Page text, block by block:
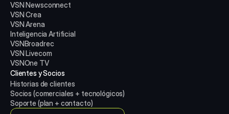
VSN Newsconnect
VSN Crea
VSN Arena
Inteligencia Artificial
VSNBroadrec
VSN Livecom
VSNOne TV
Clientes y Socios
Historias de clientes
Socios (comerciales + tecnológicos)
Soporte (plan + contacto)